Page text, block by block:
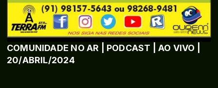
COMUNIDADE NO AR | PODCAST | AO VIVO |
20/ABRIL/2024